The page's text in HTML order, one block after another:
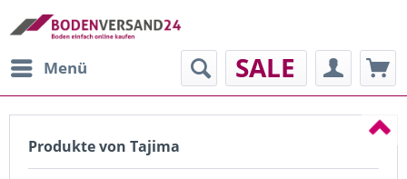
Menü SALE
Produkte von Tajima